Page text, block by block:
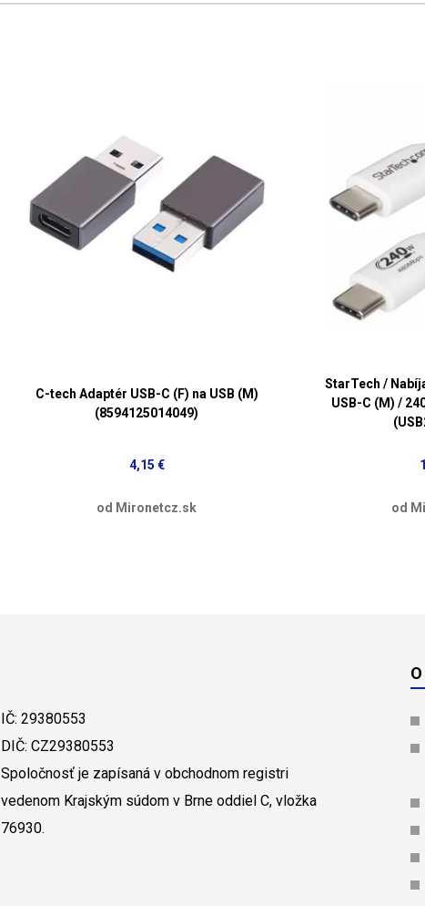
C-tech Adaptér USB-C (F) na USB (M)
(8594125014049)
4,15 €
od Mironetcz.sk
StarTech /
USB-C (M) /
od
IČ: 29380553
DIČ: CZ29380553
Spoločnosť je zapísaná v obchodnom registri
vedenom Krajským súdom v Brne oddiel C, vložka
76930.